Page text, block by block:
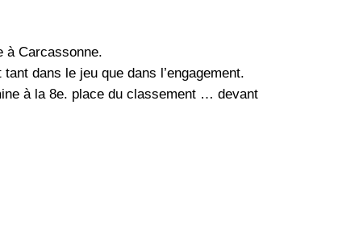
à Carcassonne.
dans le jeu que dans l’engagement.
à la 8e. place du classement … devant